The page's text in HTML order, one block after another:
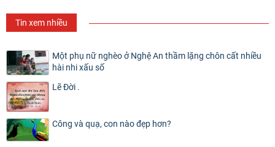
Tin xem nhiều
Một phụ nữ nghèo ở Nghệ An thầm lặng chôn cất nhiều
hài nhi xấu số
Lẽ Đời .
Công và quạ, con nào đẹp hơn?